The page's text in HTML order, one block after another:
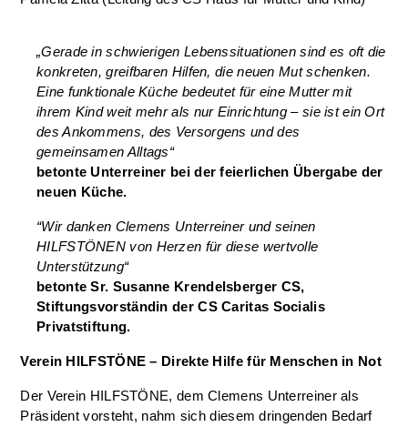
„Gerade in schwierigen Lebenssituationen sind es oft die
konkreten, greifbaren Hilfen, die neuen Mut schenken.
Eine funktionale Küche bedeutet für eine Mutter mit
ihrem Kind weit mehr als nur Einrichtung – sie ist ein Ort
des Ankommens, des Versorgens und des
gemeinsamen Alltags“
betonte Unterreiner bei der feierlichen Übergabe der
neuen Küche.
“Wir danken Clemens Unterreiner und seinen
HILFSTÖNEN von Herzen für diese wertvolle
Unterstützung“
betonte Sr. Susanne Krendelsberger CS,
Stiftungsvorständin der CS Caritas Socialis
Privatstiftung.
Verein HILFSTÖNE – Direkte Hilfe für Menschen in Not
Der Verein HILFSTÖNE, dem Clemens Unterreiner als
Präsident vorsteht, nahm sich diesem dringenden Bedarf